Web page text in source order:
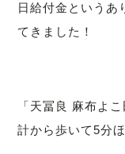
日給付金というあ
てきました！
「天冨良 麻布よ
計から歩いて5分ほ